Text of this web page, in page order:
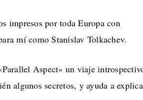
impresos por toda Europa con
mí como Stanislav Tolkachev.
Aspect» un viaje
algunos secretos, y ayuda a